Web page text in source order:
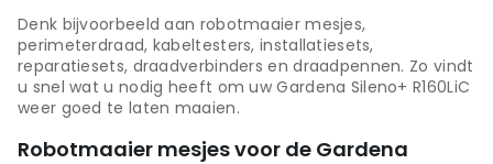
Denk bijvoorbeeld aan robotmaaier mesjes,
perimeterdraad, kabeltesters, installatiesets,
reparatiesets, draadverbinders en draadpennen. Zo vindt
u snel wat u nodig heeft om uw Gardena Sileno+ R160LiC
weer goed te laten maaien.
Robotmaaier mesjes voor de Gardena